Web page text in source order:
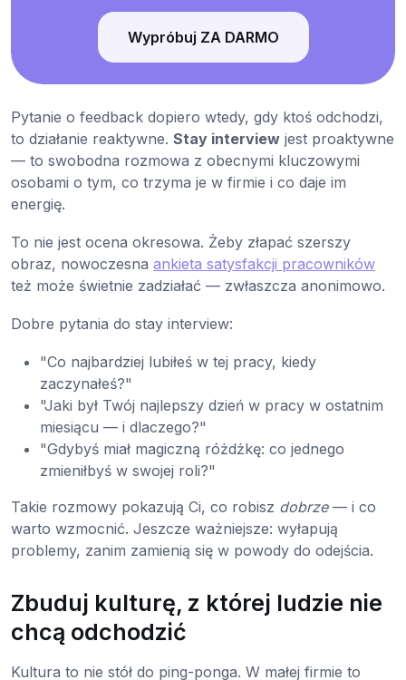
Wypróbuj ZA DARMO
Pytanie o feedback dopiero wtedy, gdy ktoś odchodzi,
to działanie reaktywne. Stay interview jest proaktywne
— to swobodna rozmowa z obecnymi kluczowymi
osobami o tym, co trzyma je w firmie i co daje im
energię.
To nie jest ocena okresowa. Żeby złapać szerszy
obraz, nowoczesna ankieta satysfakcji pracowników
też może świetnie zadziałać — zwłaszcza anonimowo.
Dobre pytania do stay interview:
"Co najbardziej lubiłeś w tej pracy, kiedy
zaczynałeś?"
"Jaki był Twój najlepszy dzień w pracy w ostatnim
miesiącu — i dlaczego?"
"Gdybyś miał magiczną różdżkę: co jednego
zmieniłbyś w swojej roli?"
Takie rozmowy pokazują Ci, co robisz dobrze— i co
warto wzmocnić. Jeszcze ważniejsze: wyłapują
problemy, zanim zamienią się w powody do odejścia.
Zbuduj kulturę, z której ludzie nie
chcą odchodzić
Kultura to nie stół do ping-ponga. W małej firmie to